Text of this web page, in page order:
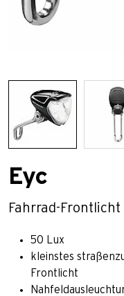
Eyc
Fahrrad-Frontlicht
50 Lux
kleinstes
Frontlicht